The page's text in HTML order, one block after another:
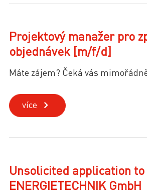
Projektový manažer pro
objednávek [m/f/d]
Máte zájem? Čeká vás
více
Unsolicited application to
ENERGIETECHNIK GmbH